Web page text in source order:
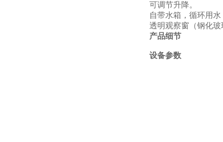
可调节升降。
自带水箱，循环用水
透明观察窗 （钢化
产品细节
设备参数